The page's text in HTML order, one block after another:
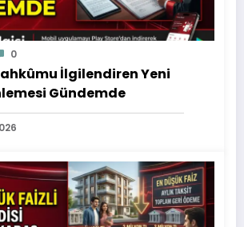
0
İlgilendiren Yeni
Gündemde